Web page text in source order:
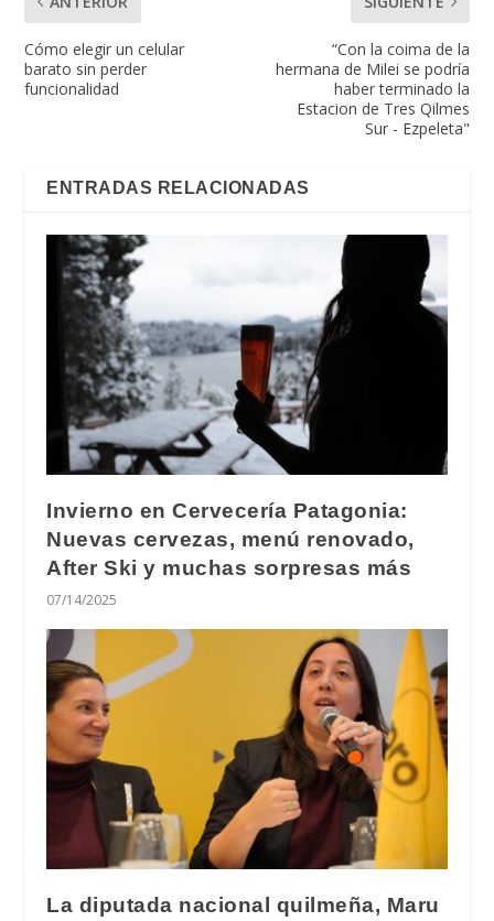
Cómo elegir un celular
barato sin perder
funcionalidad
“Con la coima de la
hermana de Milei se podría
haber terminado la
Estacion de Tres Qilmes
Sur - Ezpeleta"
ENTRADAS RELACIONADAS
Invierno en Cervecería Patagonia:
Nuevas cervezas, menú renovado,
After Ski y muchas sorpresas más
07/14/2025
La diputada nacional quilmeña, Maru